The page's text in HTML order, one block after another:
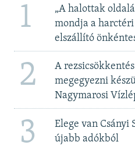
1
„A halottak
mondja a
elszállító
2
A
megegyezni
Nagymarosi
3
Elege van Csányi
újabb adókból